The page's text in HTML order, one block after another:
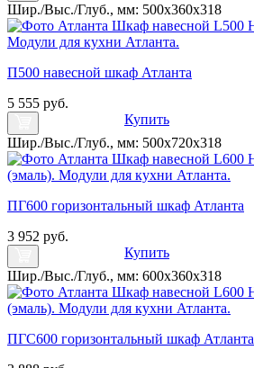
Шир./Выс./Глуб., мм: 500x360x318
П500 навесной шкаф Атланта
5 555 руб.
Купить
Шир./Выс./Глуб., мм: 500x720x318
ПГ600 горизонтальный шкаф Атланта
3 952 руб.
Купить
Шир./Выс./Глуб., мм: 600x360x318
ПГС600 горизонтальный шкаф Атланта